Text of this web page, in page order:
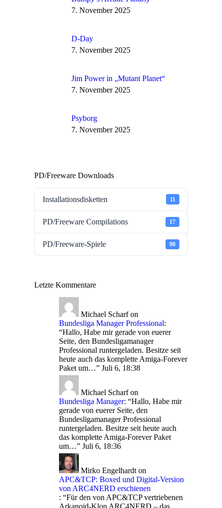
7. November 2025
D-Day
7. November 2025
Jim Power in „Mutant Planet“
7. November 2025
Psyborg
7. November 2025
PD/Freeware Downloads
Installationsdisketten 11
PD/Freeware Compilations 17
PD/Freeware-Spiele 90
Letzte Kommentare
Michael Scharfon
Bundesliga Manager Professional:
“Hallo, Habe mir gerade von euerer
Seite, den Bundesligamanager
Professional runtergeladen. Besitze seit
heute auch das komplette Amiga-Forever
Paket um…” Juli 6, 18:38
Michael Scharfon
Bundesliga Manager: “Hallo, Habe mir
gerade von euerer Seite, den
Bundesligamanager Professional
runtergeladen. Besitze seit heute auch
das komplette Amiga-Forever Paket
um…” Juli 6, 18:36
Mirko Engelhardton
APC&TCP: Boxed und Digital-Version
von ARC4NERD erschienen
: “Für den von APC&TCP vertriebenen